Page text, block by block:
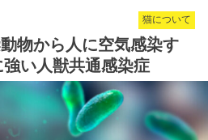
猫について
物から人に空気感染す
い人獣共通感染症